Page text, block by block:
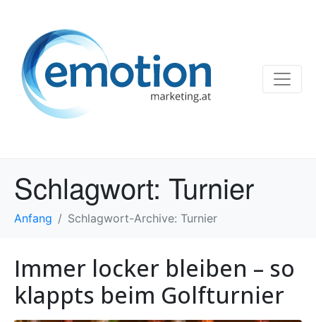
Schlagwort: Turnier
Anfang Schlagwort-Archive: Turnier
Immer locker bleiben – so
klappts beim Golfturnier